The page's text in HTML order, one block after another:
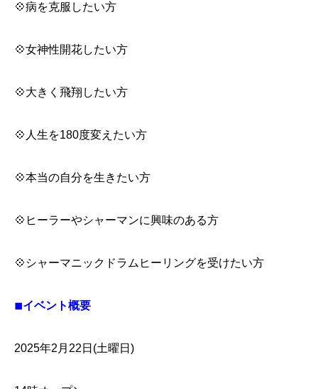
💠病を克服したい方
💠女神性開花したい方
💠大きく飛翔したい方
💠人生を180度変えたい方
💠本当の自分を生きたい方
💠ヒーラーやシャーマンに興味のある方
💠シャーマニックドラムヒーリングを受けたい方
◾︎イベント概要
2025年2月22日(土曜日)